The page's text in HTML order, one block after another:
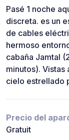
Pasé 1 noche
discreta. es un
de cables
hermoso
cabaña Jamtal
minutos). Vistas
cielo estrellado
Precio del
Gratuit